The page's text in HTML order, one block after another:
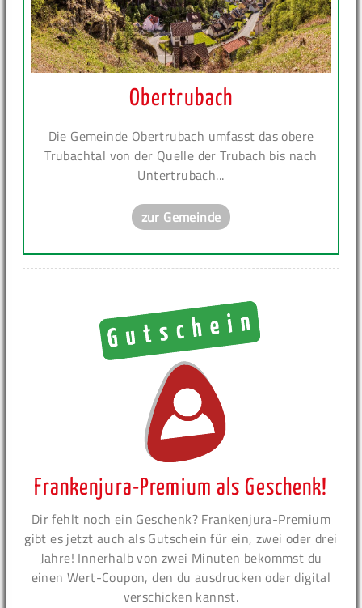
Obertrubach
Die Gemeinde Obertrubach umfasst das obere
Trubachtal von der Quelle der Trubach bis nach
Untertrubach...
zur Gemeinde
Frankenjura-Premium als Geschenk!
Dir fehlt noch ein Geschenk? Frankenjura-Premium
gibt es jetzt auch als Gutschein für ein, zwei oder drei
Jahre! Innerhalb von zwei Minuten bekommst du
einen Wert-Coupon, den du ausdrucken oder digital
verschicken kannst.